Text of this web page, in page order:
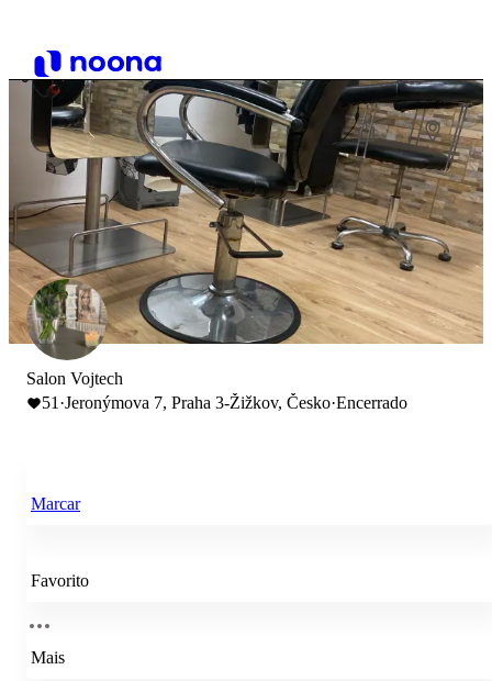
Salon Vojtech
51 ·Jeronýmova 7, Praha 3-Žižkov, Česko·Encerrado
Marcar
Favorito
Mais